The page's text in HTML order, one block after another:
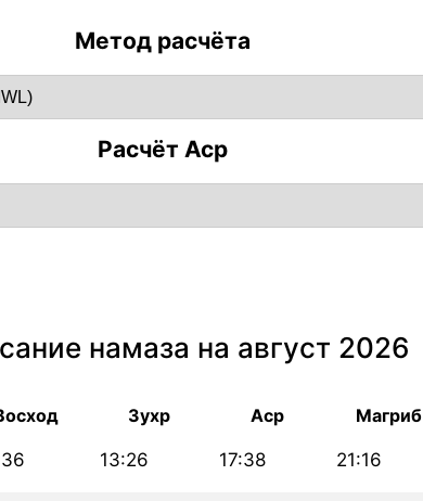
Метод расчёта
Расчёт Аср
намаза на август 2026
Зухр Аср Магриб
13:26 17:38 21:16